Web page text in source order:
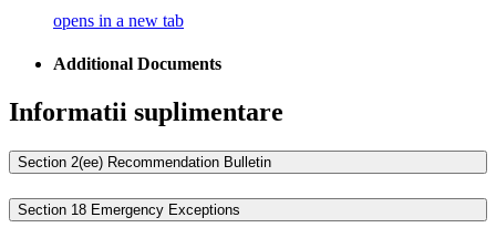
opens in a new tab
Additional Documents
Informatii suplimentare
Section 2(ee) Recommendation Bulletin
Section 18 Emergency Exceptions